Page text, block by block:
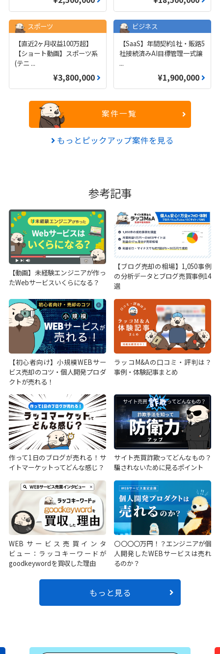
スポーツ
【直近2ヶ月収益100万超】
【ショート動画】スポーツ系
(テニ ...
¥3,800,000
ビジネス
【SaaS】年間契約1社・販路5
社接続済みAI目標管理一式譲
...
¥1,900,000
案件一覧
もっとピックアップ案件を見る
参考記事
【動画】未経験エンジニアが作っ
たWebサービスいくらになる？
【ブログ売却の相場】1,050事例
の分析データとブログ売買事例14
選
【初心者向け】小規模WEBサー
ビス売却のコツ・個人開発プロダ
クトが売れる！
ラッコM&Aの口コミ・評判は？
事例・体験記事まとめ
作って1日のブログが売れる！サ
イトマーケットってどんな感じ？
サイト売買詐欺ってどんなもの？
騙されないために見るポイント
WEBサービス売買インタ
ビュー：ラッコキーワードが
goodkeywordを買収した理由
〇〇〇〇万円！？エンジニアが個
人開発したWEBサービスは売れ
るのか？
もっと見る